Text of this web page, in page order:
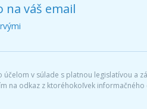
na váš email
v súlade s platnou legislatívou a
na odkaz z ktoréhokoľvek informačného